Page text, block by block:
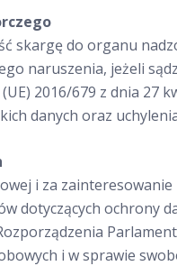
skargę do organu
naruszenia, jeżeli
2016/679 z dnia
danych oraz
i za
dotyczących ochrony
i w sprawie